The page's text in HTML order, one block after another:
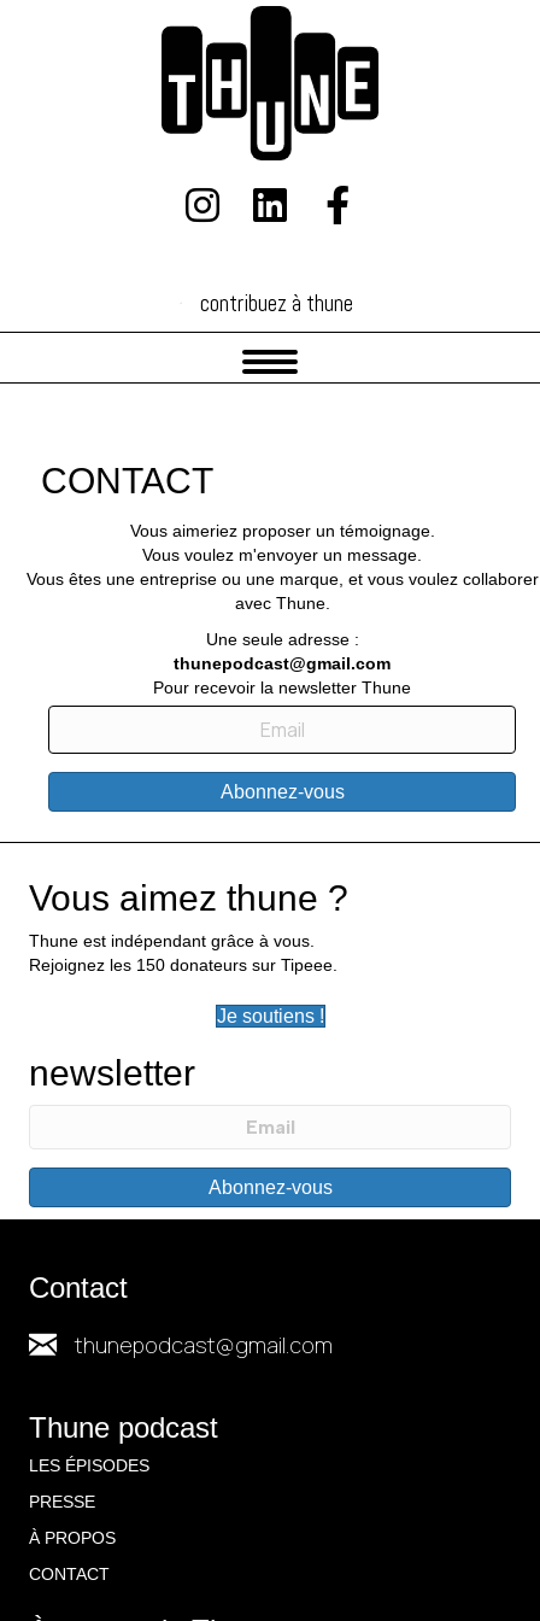
contribuez à thune
contribuez à thune
CONTACT
Vous aimeriez proposer un témoignage.
Vous voulez m'envoyer un message.
Vous êtes une entreprise ou une marque, et vous voulez collaborer
avec Thune.
Une seule adresse :
thunepodcast@gmail.com
Pour recevoir la newsletter Thune
Abonnez-vous
Vous aimez thune ?
Thune est indépendant grâce à vous.
Rejoignez les 150 donateurs sur Tipeee.
Je soutiens !
newsletter
Abonnez-vous
Contact
thunepodcast@gmail.com
Thune podcast
LES ÉPISODES
PRESSE
À PROPOS
CONTACT